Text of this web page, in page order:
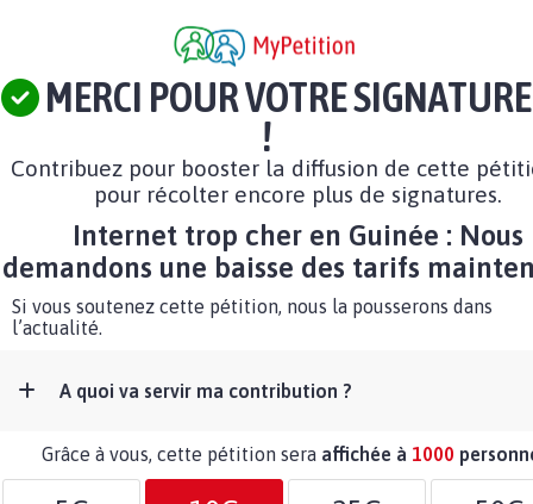
MERCI POUR VOTRE SIGNATURE
!
Contribuez pour booster la diffusion de cette
pour récolter encore plus de signatures.
Internet trop cher en Guinée : Nous
demandons une baisse des tarifs
Si vous soutenez cette pétition, nous la pousserons dans
l’actualité.
A quoi va servir ma contribution ?
Grâce à vous, cette pétition sera affichée à 1000